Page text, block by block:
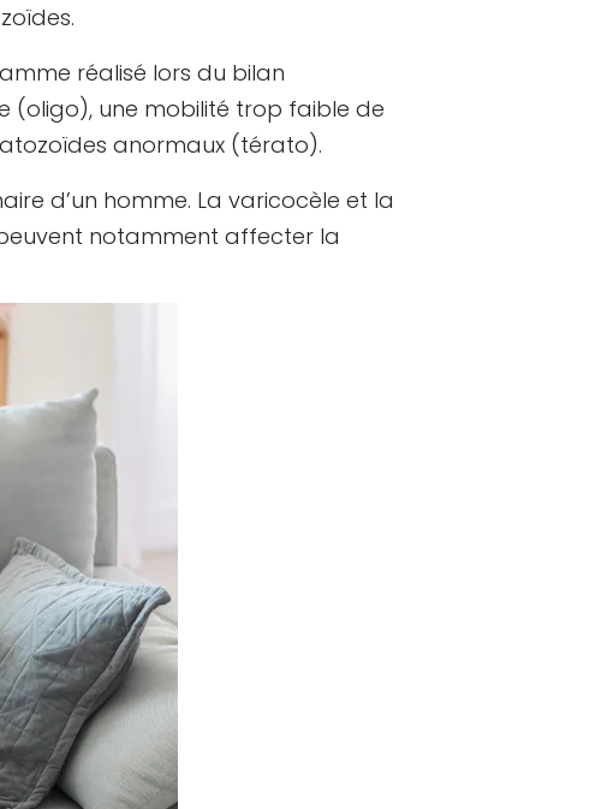
réalisé lors du bilan
(oligo), une mobilité trop faible de
anormaux (térato).
d’un homme. La varicocèle et la
notamment affecter la